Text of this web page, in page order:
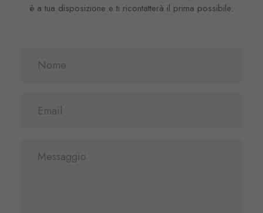
è a tua disposizione e ti ricontatterà il prima possibile.